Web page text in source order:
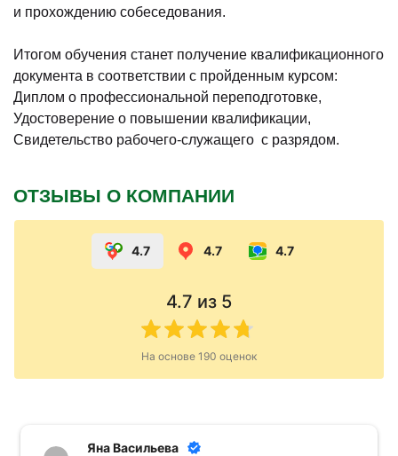
и прохождению собеседования.
Итогом обучения станет получение квалификационного
документа в соответствии с пройденным курсом:
Диплом о профессиональной переподготовке,
Удостоверение о повышении квалификации,
Свидетельство рабочего-служащего с разрядом.
ОТЗЫВЫ О КОМПАНИИ
4.7 4.7 4.7
4.7 из 5
На основе 190 оценок
Яна Васильева